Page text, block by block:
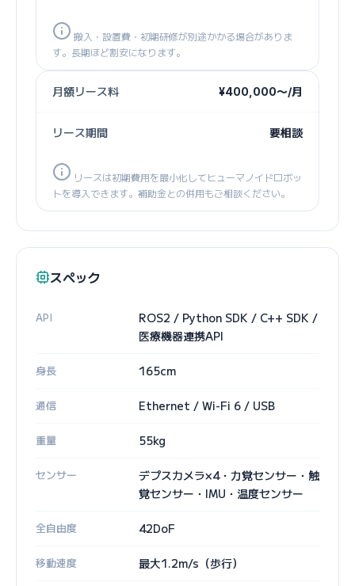
搬入・設置費・初期研修が別途かかる場合がありま
す。長期ほど割安になります。
月額リース料 ¥400,000〜/月
リース期間 要相談
リースは初期費用を最小化してヒューマノイドロボッ
トを導入できます。補助金との併用もご相談ください。
スペック
API
ROS2 / Python SDK / C++ SDK /
医療機器連携API
身長 165cm
通信 Ethernet / Wi-Fi 6 / USB
重量 55kg
センサー
デプスカメラ×4・力覚センサー・触
覚センサー・IMU・温度センサー
全自由度 42DoF
移動速度 最大1.2m/s（歩行）